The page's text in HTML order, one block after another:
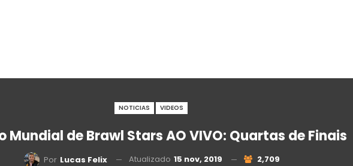
NOTICIAS VIDEOS
Mundial de Brawl Stars AO VIVO: Quartas de Finais
Por Lucas Felix Atualizado 15 nov, 2019 2,709